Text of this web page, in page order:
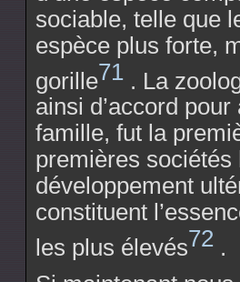
sociable, telle que
espèce plus forte,
gorille71 . La
ainsi d’accord
famille, fut la
premières
développement
constituent
les plus élevés72 .